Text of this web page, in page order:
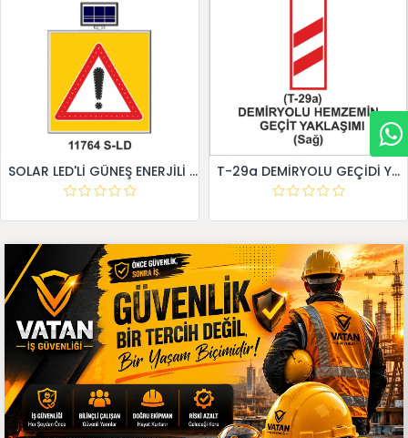
SOLAR LED'Lİ GÜNEŞ ENERJİLİ LEVHA T-29a DEMİRYOLU GEÇİDİ YAKLAŞIM LEVHALARI (Sağ)